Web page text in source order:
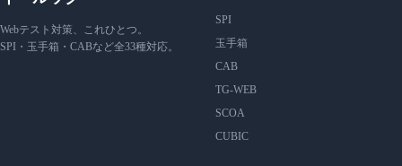
Webテスト対策、これひとつ。
SPI・玉手箱・CABなど全33種対応。
SPI
玉手箱
CAB
TG-WEB
SCOA
CUBIC